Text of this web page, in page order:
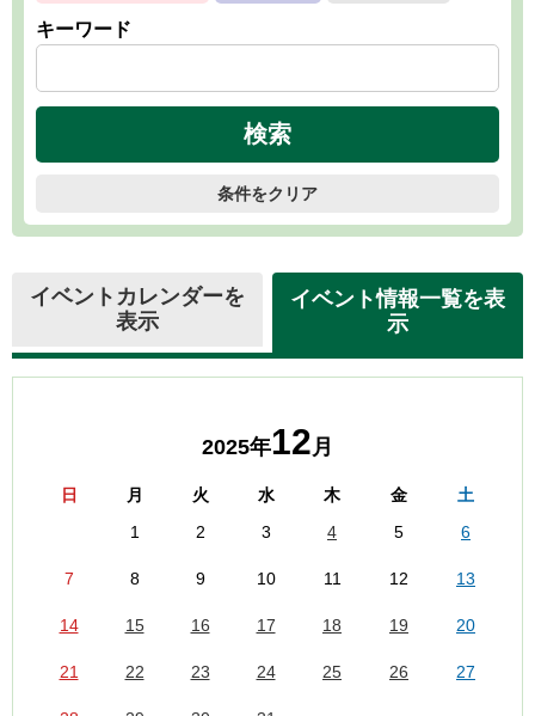
キーワード
条件をクリア
イベントカレンダーを
表示
イベント情報一覧を表
示
2025年12月
日 月 火 水 木 金
土
1
2 3 4 5 6
7 8 9 10 11 12 13
14 15 16 17 18 19 20
21 22 23 24 25 26 27